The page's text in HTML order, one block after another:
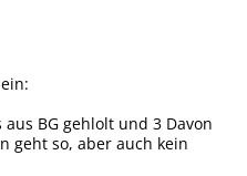
BG gehlolt und 3 Davon
geht so, aber auch kein